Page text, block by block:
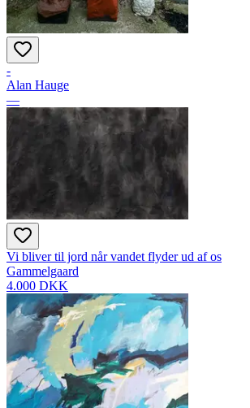
-
Alan Hauge
—
Vi bliver til jord når vandet flyder ud af os
Gammelgaard
4.000 DKK